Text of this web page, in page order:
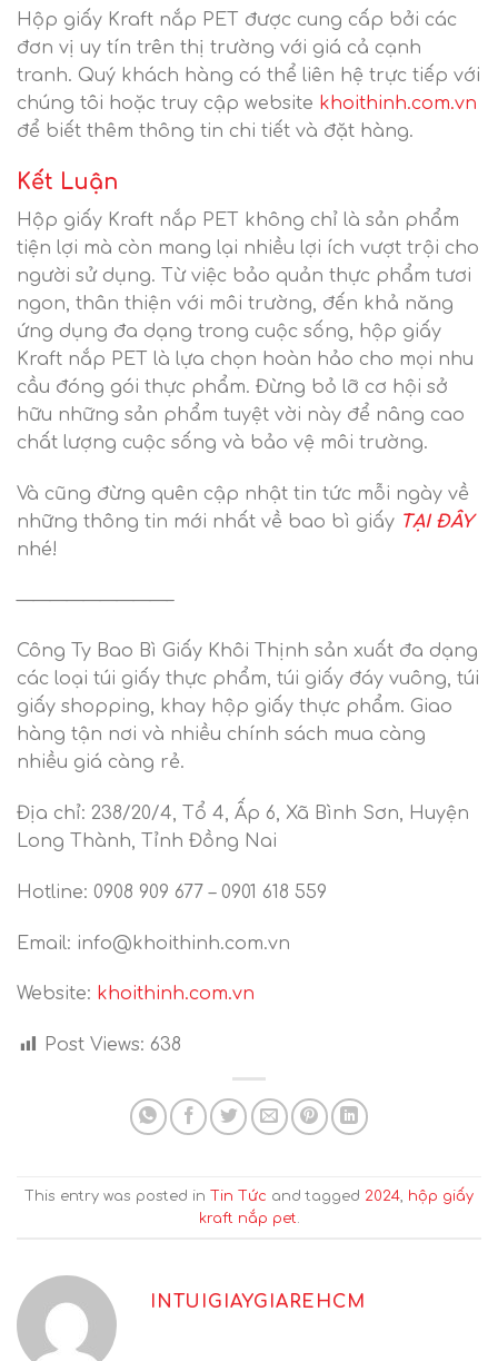
Hộp giấy Kraft nắp PET được cung cấp bởi các
đơn vị uy tín trên thị trường với giá cả cạnh
tranh. Quý khách hàng có thể liên hệ trực tiếp với
chúng tôi hoặc truy cập website khoithinh.com.vn
để biết thêm thông tin chi tiết và đặt hàng.
Kết Luận
Hộp giấy Kraft nắp PET không chỉ là sản phẩm
tiện lợi mà còn mang lại nhiều lợi ích vượt trội cho
người sử dụng. Từ việc bảo quản thực phẩm tươi
ngon, thân thiện với môi trường, đến khả năng
ứng dụng đa dạng trong cuộc sống, hộp giấy
Kraft nắp PET là lựa chọn hoàn hảo cho mọi nhu
cầu đóng gói thực phẩm. Đừng bỏ lỡ cơ hội sở
hữu những sản phẩm tuyệt vời này để nâng cao
chất lượng cuộc sống và bảo vệ môi trường.
Và cũng đừng quên cập nhật tin tức mỗi ngày về
những thông tin mới nhất về bao bì giấy TẠI ĐÂY
nhé!
—————————–
Công Ty Bao Bì Giấy Khôi Thịnh sản xuất đa dạng
các loại túi giấy thực phẩm, túi giấy đáy vuông, túi
giấy shopping, khay hộp giấy thực phẩm. Giao
hàng tận nơi và nhiều chính sách mua càng
nhiều giá càng rẻ.
Địa chỉ: 238/20/4, Tổ 4, Ấp 6, Xã Bình Sơn, Huyện
Long Thành, Tỉnh Đồng Nai
Hotline: 0908 909 677 – 0901 618 559
Email: info@khoithinh.com.vn
Website: khoithinh.com.vn
Post Views: 638
This entry was posted in Tin Tức and tagged 2024 hộp giấy
kraft nắp pet
INTUIGIAYGIAREHCM